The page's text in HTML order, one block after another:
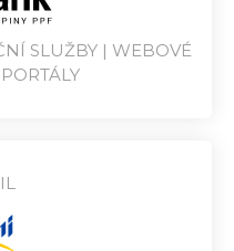
SLUŽBY | WEBOVÉ